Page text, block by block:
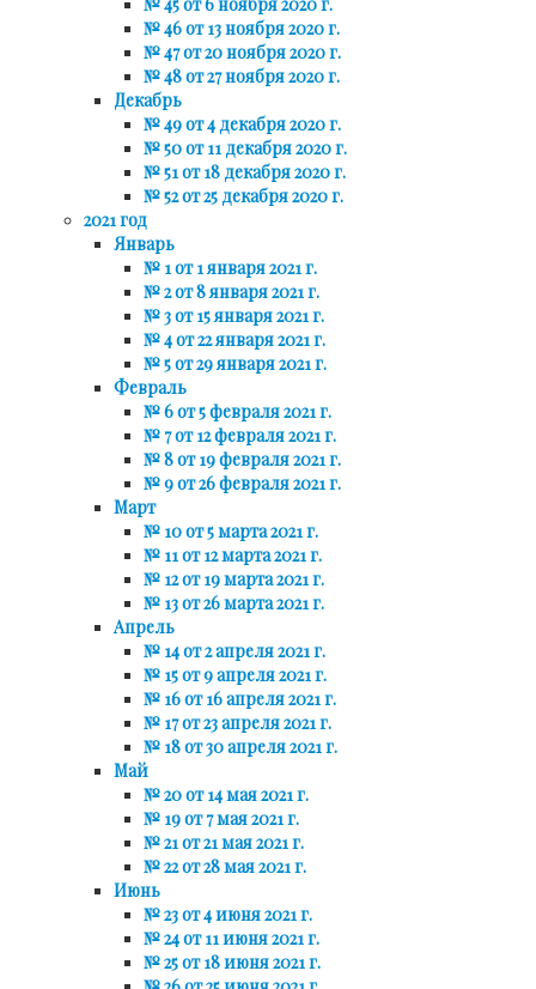
№ 46 от 13 ноября 2020 г.
№ 47 от 20 ноября 2020 г.
№ 48 от 27 ноября 2020 г.
Декабрь
№ 49 от 4 декабря 2020 г.
№ 50 от 11 декабря 2020 г.
№ 51 от 18 декабря 2020 г.
№ 52 от 25 декабря 2020 г.
2021 год
Январь
№ 1 от 1 января 2021 г.
№ 2 от 8 января 2021 г.
№ 3 от 15 января 2021 г.
№ 4 от 22 января 2021 г.
№ 5 от 29 января 2021 г.
Февраль
№ 6 от 5 февраля 2021 г.
№ 7 от 12 февраля 2021 г.
№ 8 от 19 февраля 2021 г.
№ 9 от 26 февраля 2021 г.
Март
№ 10 от 5 марта 2021 г.
№ 11 от 12 марта 2021 г.
№ 12 от 19 марта 2021 г.
№ 13 от 26 марта 2021 г.
Апрель
№ 14 от 2 апреля 2021 г.
№ 15 от 9 апреля 2021 г.
№ 16 от 16 апреля 2021 г.
№ 17 от 23 апреля 2021 г.
№ 18 от 30 апреля 2021 г.
Май
№ 20 от 14 мая 2021 г.
№ 19 от 7 мая 2021 г.
№ 21 от 21 мая 2021 г.
№ 22 от 28 мая 2021 г.
Июнь
№ 23 от 4 июня 2021 г.
№ 24 от 11 июня 2021 г.
№ 25 от 18 июня 2021 г.